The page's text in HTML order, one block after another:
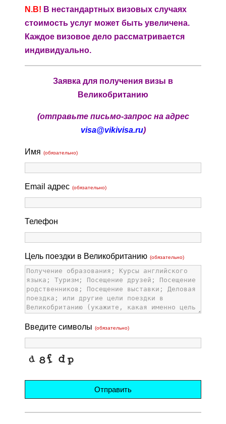
N.B! В нестандартных визовых случаях
стоимость услуг может быть увеличена.
Каждое визовое дело рассматривается
индивидуально.
Заявка для получения визы в
Великобританию
(отправьте письмо-запрос на адрес
visa@vikivisa.ru)
Имя (обязательно)
Email адрес (обязательно)
Телефон
Цель поездки в Великобританию (обязательно)
Введите символы (обязательно)
Отправить